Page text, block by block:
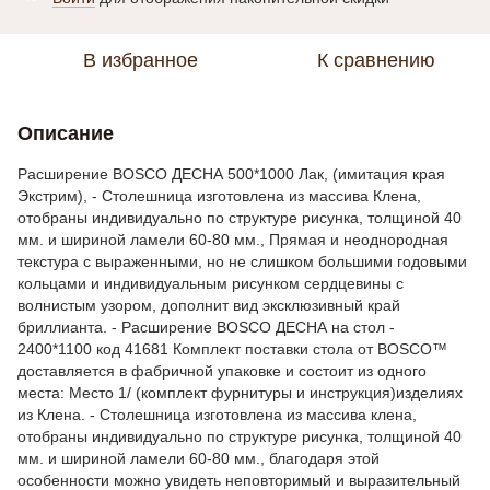
В избранное К сравнению
Описание
Расширение BOSCO ДЕСНА 500*1000 Лак, (имитация края
Экстрим), - Столешница изготовлена ​​из массива Клена,
отобраны индивидуально по структуре рисунка, толщиной 40
мм. и шириной ламели 60-80 мм., Прямая и неоднородная
текстура с выраженными, но не слишком большими годовыми
кольцами и индивидуальным рисунком сердцевины с
волнистым узором, дополнит вид эксклюзивный край
бриллианта. - Расширение BOSCO ДЕСНА на стол -
2400*1100 код 41681 Комплект поставки стола от BOSCO™
доставляется в фабричной упаковке и состоит из одного
места: Место 1/ (комплект фурнитуры и инструкция)изделиях
из Клена. - Столешница изготовлена ​​из массива клена,
отобраны индивидуально по структуре рисунка, толщиной 40
мм. и шириной ламели 60-80 мм., благодаря этой
особенности можно увидеть неповторимый и выразительный